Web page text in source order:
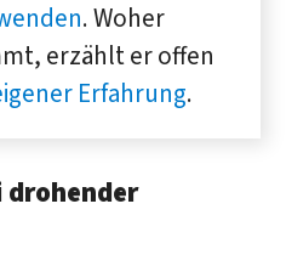
. Woher
erzählt er offen
Erfahrung.